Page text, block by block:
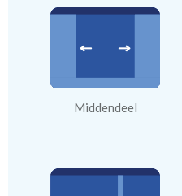
Middendeel